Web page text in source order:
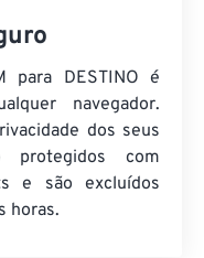
para DESTINO é
navegador.
dos seus
protegidos com
e são excluídos
horas.